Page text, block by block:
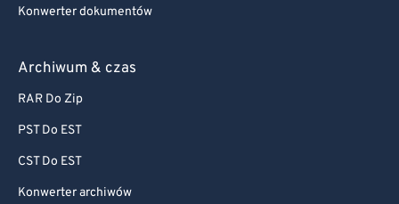
Konwerter dokumentów
Archiwum & czas
RAR Do Zip
PST Do EST
CST Do EST
Konwerter archiwów